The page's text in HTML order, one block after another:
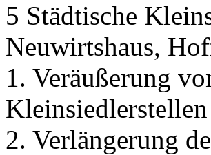
5 Städtische
Neuwirtshaus,
1. Veräußerung
Kleinsiedlerstellen
2. Verlängerung